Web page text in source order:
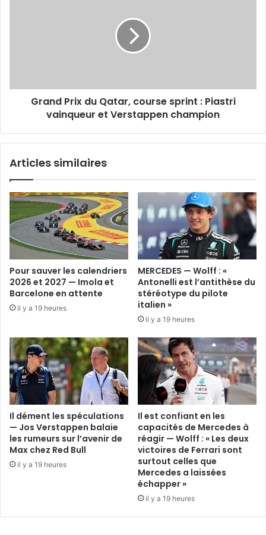
vainqueur
Verstappen
Grand Prix du Qatar, course sprint : Piastri
vainqueur et Verstappen champion
Articles similaires
Pour sauver les calendriers
2026 et 2027 — Imola et
Barcelone en attente
il y a 19 heures
MERCEDES — Wolff : «
Antonelli est l’antithèse du
stéréotype du pilote
italien »
il y a 19 heures
Il dément les spéculations
— Jos Verstappen balaie
les rumeurs sur l’avenir de
Max chez Red Bull
il y a 19 heures
Il est confiant en les
capacités de Mercedes à
réagir — Wolff : « Les deux
victoires de Ferrari sont
surtout celles que
Mercedes a laissées
échapper »
il y a 19 heures